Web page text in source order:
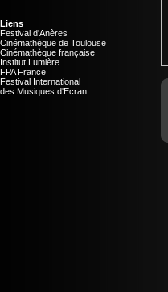
Liens
Festival d'Anères
Cinémathèque de Toulouse
Cinémathèque française
Institut Lumière
FPA France
Festival International
des Musiques d'Ecran